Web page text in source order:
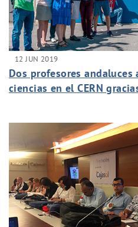
12 JUN 2019
Dos profesores
ciencias en el CERN